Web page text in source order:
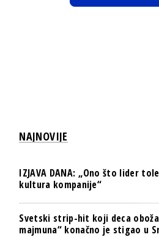
NAJNOVIJE
IZJAVA DANA: „Ono što lider
kultura kompanije“
Svetski strip-hit koji deca
majmuna“ konačno je stigao u